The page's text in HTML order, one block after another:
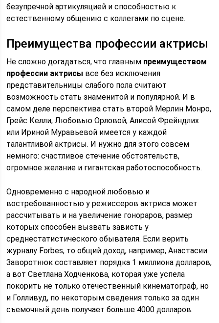
безупречной артикуляцией и способностью к
естественному общению с коллегами по сцене.
Преимущества профессии актрисы
Не сложно догадаться, что главным преимуществом
профессии актрисы все без исключения
представительницы слабого пола считают
возможность стать знаменитой и популярной. И в
самом деле перспектива стать второй Мерлин Монро,
Грейс Келли, Любовью Орловой, Алисой Фрейндлих
или Ириной Муравьевой имеется у каждой
талантливой актрисы. И нужно для этого совсем
немного: счастливое стечение обстоятельств,
огромное желание и гигантская работоспособность.
Одновременно с народной любовью и
востребованностью у режиссеров актриса может
рассчитывать и на увеличение гонораров, размер
которых способен вызвать зависть у
среднестатистического обывателя. Если верить
журналу Forbes, то общий доход, например, Анастасии
Заворотнюк составляет порядка 1 миллиона долларов,
а вот Светлана Ходченкова, которая уже успела
покорить не только отечественный кинематограф, но
и Голливуд, по некоторым сведения только за один
съемочный день получает больше 4000 долларов.